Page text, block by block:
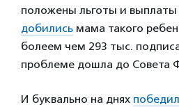
положены льготы и выплаты
добились мама такого
болеем чем 293 тыс.
проблеме дошла до Совета
И буквально на днях